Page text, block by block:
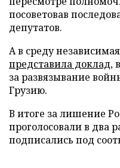
посоветовав
депутатов.
А в среду
представила доклад,
за развязывание
Грузию.
В итоге за лишение
проголосовали в два
подписались под